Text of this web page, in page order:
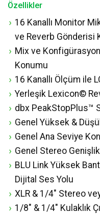
Özellikler
16 Kanallı Monitor
ve Reverb Gönderisi
Mix ve Konfigürasyon
Konumu
16 Kanallı Ölçüm ile
Yerleşik Lexicon©
dbx PeakStopPlus™
Genel Yüksek &
Genel Ana Seviye
Genel Stereo
BLU Link Yüksek
Dijital Ses Yolu
XLR & 1/4" Stereo
1/8" & 1/4" Kulaklık